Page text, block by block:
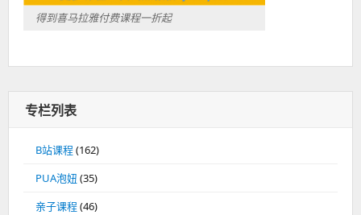
得到喜马拉雅付费课程一折起
专栏列表
B站课程(162)
PUA泡妞 (35)
亲子课程(46)